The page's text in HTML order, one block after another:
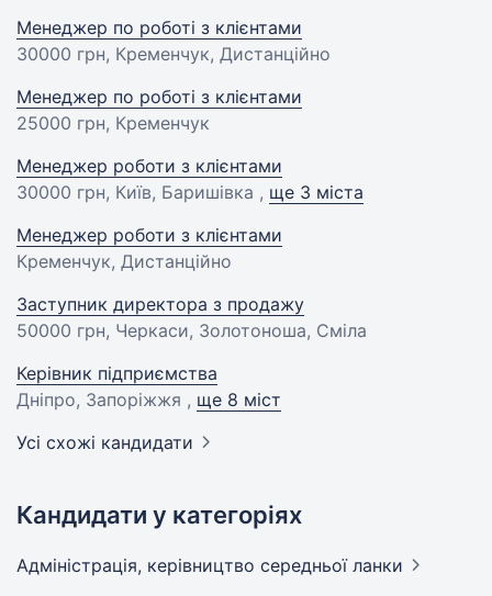
Менеджер по роботі з клієнтами
30000 грн, Кременчук, Дистанційно
Менеджер по роботі з клієнтами
25000 грн, Кременчук
Менеджер роботи з клієнтами
30000 грн, Київ, Баришівка , ще 3 міста
Менеджер роботи з клієнтами
Кременчук, Дистанційно
Заступник директора з продажу
50000 грн, Черкаси, Золотоноша, Сміла
Керівник підприємства
Дніпро, Запоріжжя , ще 8 міст
Усі схожі кандидати
Кандидати у категоріях
Адмiнiстрацiя, керівництво середньої ланки